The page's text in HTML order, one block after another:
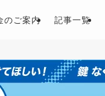
のご案内 記事一覧